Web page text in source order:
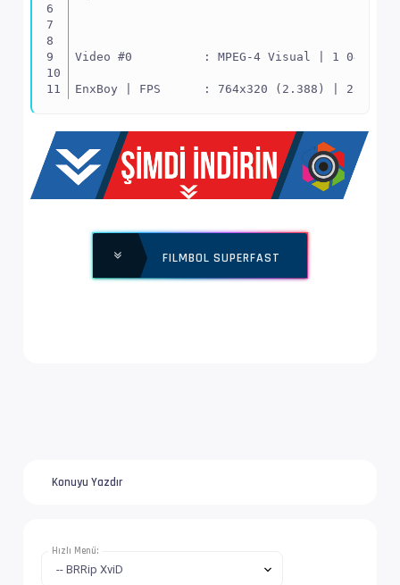
Video #0          : MPEG-4 Visual | 1 049 kb/
EnxBoy | FPS      : 764x320 (2.388) | 23.976
Ses  #1           : MPEG Audio | 128 kb/s
Bilgi             : 2 kanal, 48.0 kHz
FILMBOL SUPERFAST
Konuyu Yazdır
Hızlı Menü: